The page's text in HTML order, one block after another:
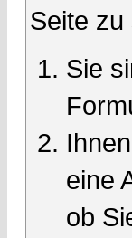
Seite
Sie
eine
ob